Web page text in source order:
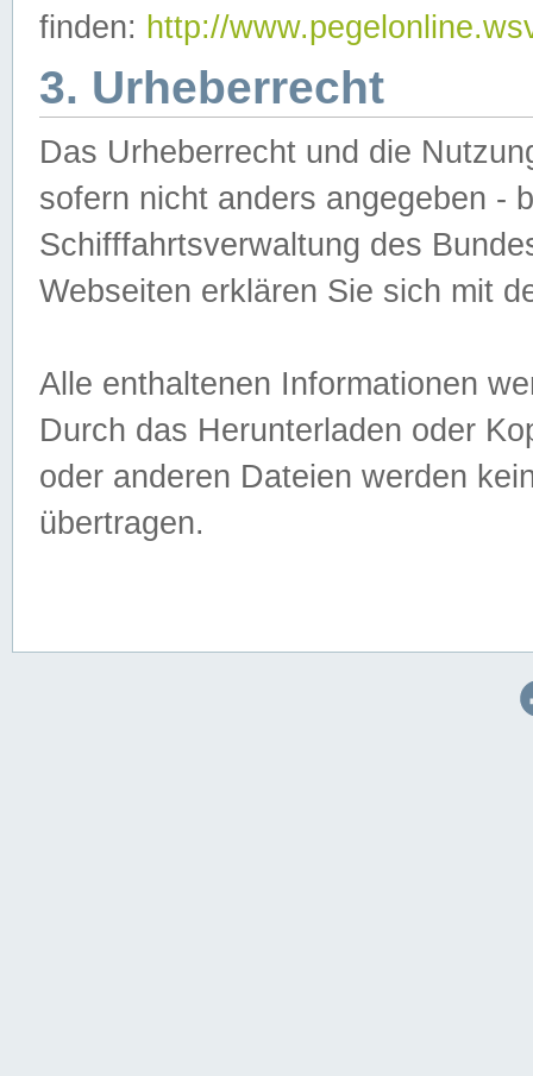
finden: http://
3. Urheberrecht
Das Urheberrecht und die
sofern nicht anders angegeben -
Schifffahrtsverwaltung des
Webseiten erklären Sie sich mit
Alle enthaltenen Informationen
Durch das Herunterladen oder
oder anderen Dateien werden
übertragen.